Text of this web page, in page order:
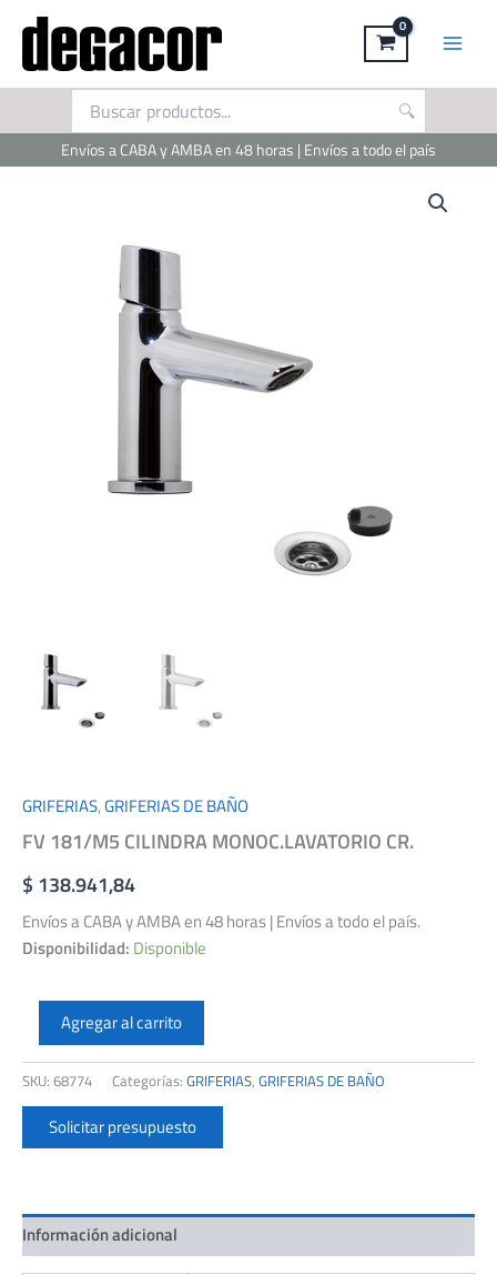
contenido
Envíos a CABA y AMBA en 48 horas | Envíos a todo el país
GRIFERIAS,GRIFERIAS DE BAÑO
FV 181/M5 CILINDRA MONOC.LAVATORIO CR.
$ 138.941,84
Envíos a CABA y AMBA en 48 horas | Envíos a todo el país.
Disponibilidad: Disponible
181/M5
CILINDRA
MONOC.LAVATORIO
CR.
cantidad
Agregar al carrito
SKU: 68774 Categorías: GRIFERIAS, GRIFERIAS DE BAÑO
Solicitar presupuesto
Información adicional